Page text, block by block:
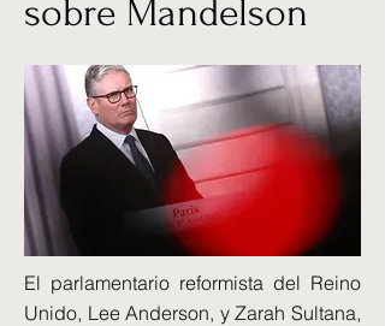
sobre Mandelson
El parlamentario reformista del Reino
Unido, Lee Anderson, y Zarah Sultana,